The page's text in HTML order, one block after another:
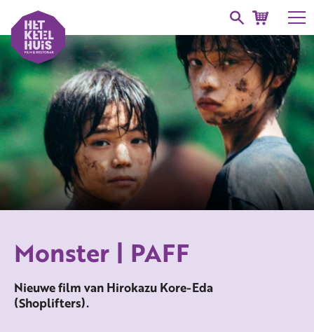
Monster | PAFF
Nieuwe film van Hirokazu Kore-Eda
(Shoplifters).